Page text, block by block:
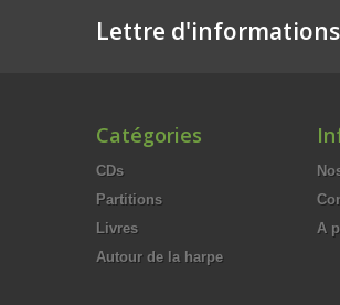
Lettre d'informations
Catégories
CDs
Partitions
Livres
Autour de la harpe
A